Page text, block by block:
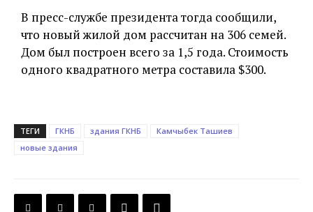
В пресс-службе президента тогда сообщили,
что новый жилой дом рассчитан на 306 семей.
Дом был построен всего за 1,5 года. Стоимость
одного квадратного метра составила $300.
ТЕГИ ГКНБ здания ГКНБ
Камчыбек Ташиев
новые здания